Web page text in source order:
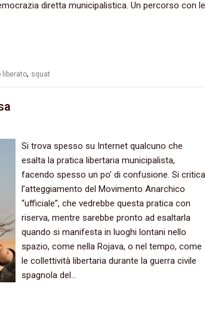
diretta municipalistica.‭ ‬Un percorso con le
liberato, squat
Si trova spesso su Internet qualcuno che
esalta la pratica libertaria municipalista,‭
‬facendo spesso un po‭’ ‬di confusione.‭ ‬Si critica
l’atteggiamento del Movimento Anarchico‭
“‬ufficiale‭”‬,‭ ‬che vedrebbe questa pratica con
riserva,‭ ‬mentre sarebbe pronto ad esaltarla
quando si manifesta in luoghi lontani nello
spazio,‭ ‬come nella Rojava,‭ ‬o nel tempo,‭ ‬come
le collettività libertaria durante la guerra civile
spagnola del‭…